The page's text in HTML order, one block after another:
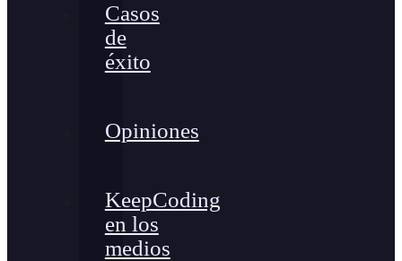
Casos
de
éxito
Opiniones
KeepCoding
en los
medios